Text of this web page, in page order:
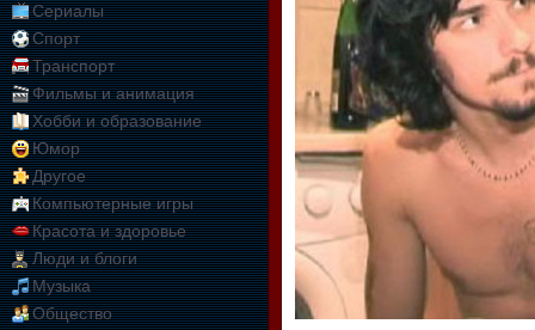
Сериалы
Спорт
Транспорт
Фильмы и анимация
Хобби и образование
Юмор
Другое
Компьютерные игры
Красота и здоровье
Люди и блоги
Музыка
Общество